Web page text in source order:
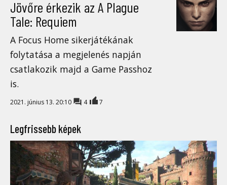
Jövőre érkezik az A Plague
Tale: Requiem
A Focus Home sikerjátékának
folytatása a megjelenés napján
csatlakozik majd a Game Passhoz
is.
2021. június 13. 20:10 4 7
Legfrissebb képek